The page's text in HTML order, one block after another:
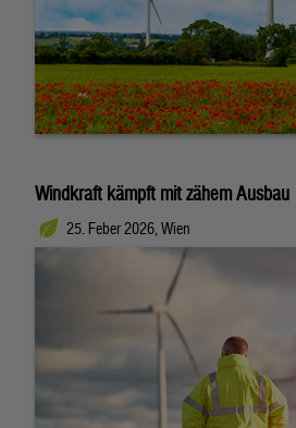
Windkraft kämpft mit zähem Ausbau
25. Feber 2026, Wien